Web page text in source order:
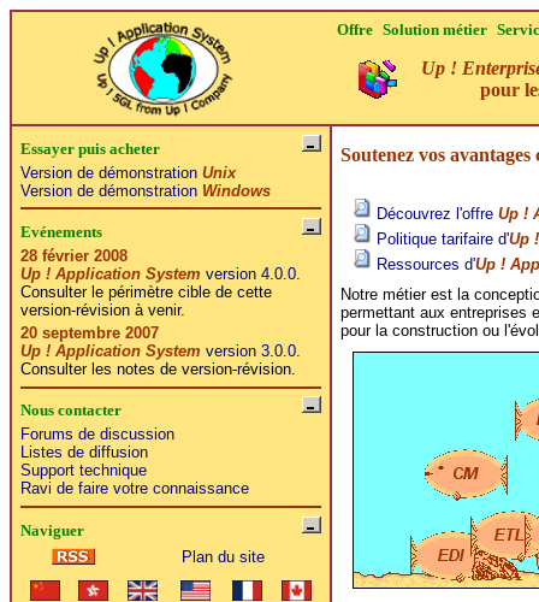
Offre Solution métier
Up !
pour
Essayer puis acheter
Version de démonstration Unix
Version de démonstration Windows
Evénements
28 février 2008
Up ! Application System version 4.0.0.
Consulter le périmètre cible de cette
version-révision à venir.
20 septembre 2007
Up ! Application System version 3.0.0.
Consulter les notes de version-révision.
Nous contacter
Forums de discussion
Listes de diffusion
Support technique
Ravi de faire votre connaissance
Naviguer
Plan du site
Soutenez vos
Découvrez l'offre Up !
Politique tarifaire d'Up
Ressources d'Up !
Notre métier est la
permettant aux entreprises
pour la construction ou